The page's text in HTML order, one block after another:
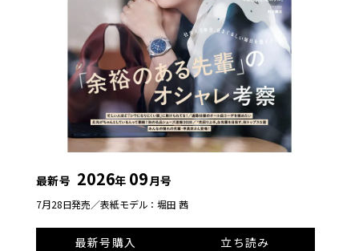
最新号 2026年 09月号
7月28日発売／表紙モデル：堀田 茜
最新号購入
立ち読み